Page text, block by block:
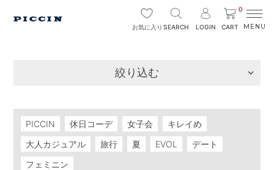
お気に入り SEARCH LOGIN
0
CART
絞り込む
PICCIN 休日コーデ 女子会
キレイめ
大人カジュアル
旅行 夏 EVOL
デート
フェミニン